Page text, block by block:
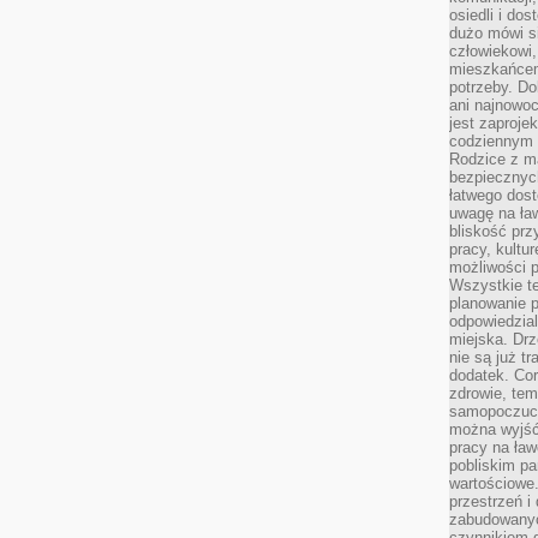
osiedli i
dużo mówi
potrzeby.
ani
jest
codziennym
Rodzice z
łatwego
uwagę na
bliskość
pracy,
możliwości
Wszystkie
planowanie
miejska.
nie są już
dodatek.
zdrowie,
można
pracy na
pobliskim
przestrzeń i